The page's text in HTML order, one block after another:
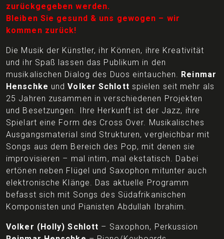
zurückgegeben werden.
Bleiben Sie gesund & uns gewogen – wir
kommen zurück!
Die Musik der Künstler, ihr Können, ihre Kreativität
und ihr Spaß lassen das Publikum in den
musikalischen Dialog des Duos eintauchen. Reinmar
Henschke undVolker Schlott spielen seit mehr als
25 Jahren zusammen in verschiedenen Projekten
und Besetzungen. Ihre Herkunft ist der Jazz, ihre
Spielart eine Form des Cross Over. Musikalisches
Ausgangsmaterial sind Strukturen, vergleichbar mit
Songs aus dem Bereich des Pop, mit denen sie
improvisieren – mal intim, mal ekstatisch. Dabei
ertönen neben Flügel und Saxophon mitunter auch
elektronische Klänge. Das aktuelle Programm
befasst sich mit Songs des Südafrikanischen
Komponisten und Pianisten Abdullah Ibrahim.
Volker (Holly) Schlott – Saxophon, Perkussion